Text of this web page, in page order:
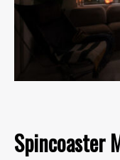
Spincoaster